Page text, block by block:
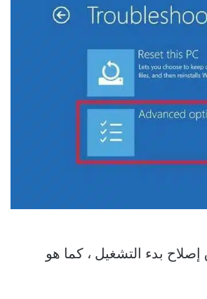
إصلاح بدء التشغيل ، كما هو